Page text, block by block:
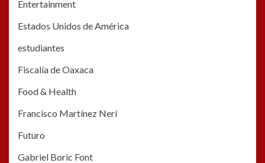
Entertainment
Estados Unidos de América
estudiantes
Fiscalía de Oaxaca
Food & Health
Francisco Martínez Nerí
Futuro
Gabriel Boric Font